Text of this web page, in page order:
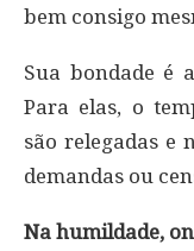
bem consigo
Sua bondade é
Para elas, o
são relegadas e
demandas ou
Na humildade,